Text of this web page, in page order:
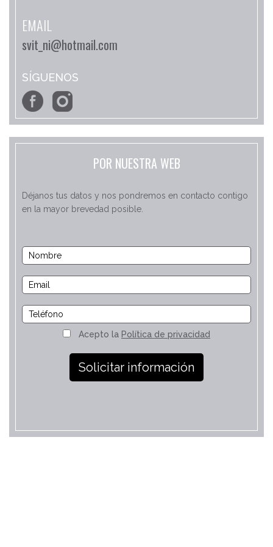
EMAIL
svit_ni@hotmail.com
SÍGUENOS
POR NUESTRA WEB
Déjanos tus datos y nos pondremos en contacto contigo
en la mayor brevedad posible.
Acepto la Política de privacidad